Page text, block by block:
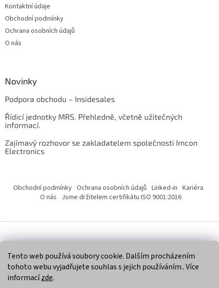
Tento web používá soubory cookie. Dalším procházením
tohoto webu vyjadřujete souhlas s jejich používáním.. Více
informacízde.
Kontaktní údaje
Obchodní podmínky
Ochrana osobních údajů
O nás
Novinky
Podpora obchodu – Insidesales
Řídicí jednotky MRS. Přehledně, včetně užitečných
informací.
Zajímavý rozhovor se zakladatelem společnosti Imcon
Electronics
Obchodní podmínky Ochrana osobních údajů Linked-in Kariéra
O nás Jsme držitelem certifikátu ISO 9001:2016
Copyright 2026